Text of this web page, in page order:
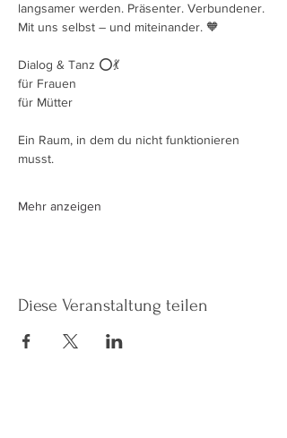
langsamer werden. Präsenter. Verbundener.
Mit uns selbst – und miteinander. 🧡
Dialog & Tanz ⭕️💃
für Frauen
für Mütter
Ein Raum, in dem du nicht funktionieren
musst.
Mehr anzeigen
Diese Veranstaltung teilen